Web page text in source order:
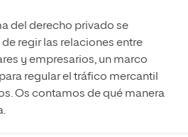
del derecho privado se
regir las relaciones entre
y empresarios, un marco
regular el tráfico mercantil
Os contamos de qué manera